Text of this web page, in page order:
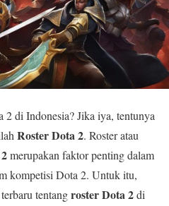
di Indonesia? Jika iya, tentunya
Roster Dota 2. Roster atau
merupakan faktor penting dalam
kompetisi Dota 2. Untuk itu,
tentangroster Dota 2di